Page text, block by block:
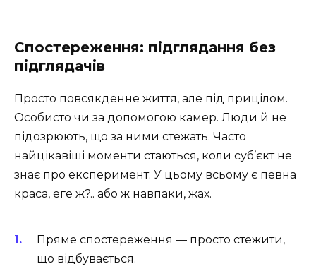
Спостереження: підглядання без
підглядачів
Просто повсякденне життя, але під прицілом.
Особисто чи за допомогою камер. Люди й не
підозрюють, що за ними стежать. Часто
найцікавіші моменти стаються, коли суб’єкт не
знає про експеримент. У цьому всьому є певна
краса, еге ж?.. або ж навпаки, жах.
Пряме спостереження — просто стежити,
що відбувається.